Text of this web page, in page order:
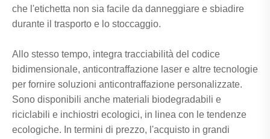
che l'etichetta non sia facile da danneggiare e sbiadire
durante il trasporto e lo stoccaggio.
Allo stesso tempo, integra tracciabilità del codice
bidimensionale, anticontraffazione laser e altre tecnologie
per fornire soluzioni anticontraffazione personalizzate.
Sono disponibili anche materiali biodegradabili e
riciclabili e inchiostri ecologici, in linea con le tendenze
ecologiche. In termini di prezzo, l'acquisto in grandi